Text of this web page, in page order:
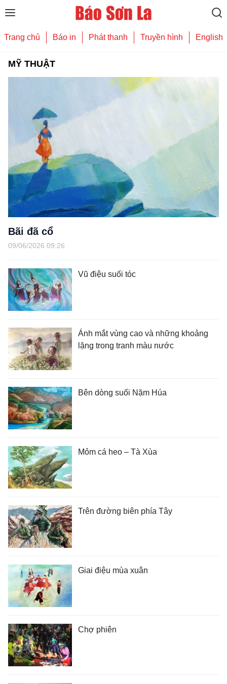
Trang chủ Báo in Phát thanh Truyền hình English
MỸ THUẬT
Bãi đã cổ
09/06/2026 09:26
Vũ điệu suối tóc
Ánh mắt vùng cao và những khoảng
lặng trong tranh màu nước
Bên dòng suối Nặm Húa
Mỏm cá heo – Tà Xùa
Trên đường biên phía Tây
Giai điệu mùa xuân
Chợ phiên